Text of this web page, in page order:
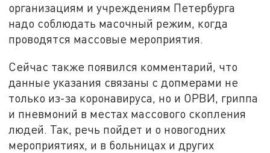
организациям и учреждениям Петербурга
надо соблюдать масочный режим, когда
проводятся массовые мероприятия.
Сейчас также появился комментарий, что
данные указания связаны с допмерами не
только из-за коронавируса, но и ОРВИ, гриппа
и пневмоний в местах массового скопления
людей. Так, речь пойдет и о новогодних
мероприятиях, и в больницах и других